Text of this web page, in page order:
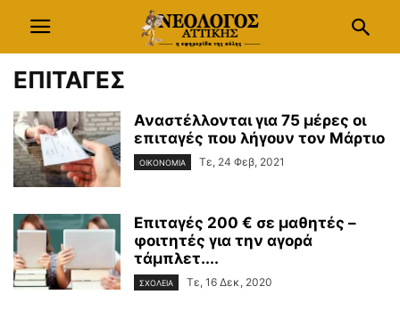
ΕΠΙΤΑΓΕΣ
Αναστέλλονται για 75 μέρες οι
επιταγές που λήγουν τον Μάρτιο
ΟΙΚΟΝΟΜΙΑ Τε, 24 Φεβ, 2021
Επιταγές 200 € σε μαθητές –
φοιτητές για την αγορά
τάμπλετ....
ΣΧΟΛΕΙΑ Τε, 16 Δεκ, 2020